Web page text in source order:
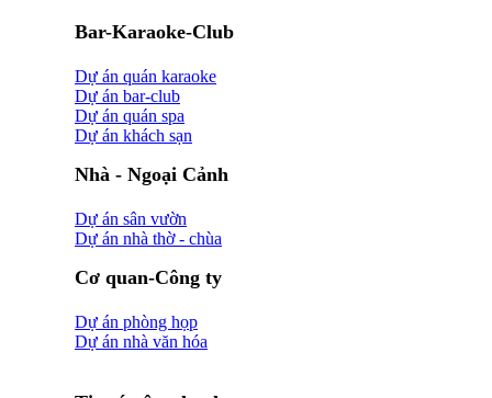
Bar-Karaoke-Club
Dự án quán karaoke
Dự án bar-club
Dự án quán spa
Dự án khách sạn
Nhà - Ngoại Cảnh
Dự án sân vườn
Dự án nhà thờ - chùa
Cơ quan-Công ty
Dự án phòng họp
Dự án nhà văn hóa